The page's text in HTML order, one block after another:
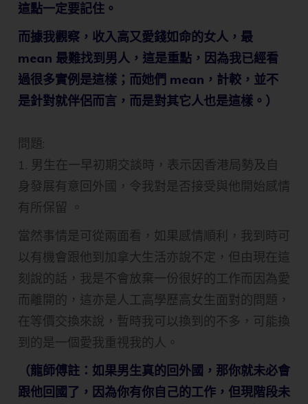
這點一定要記住。
而據我觀察，收入高又愛錢如命的女人，最
mean 最難找到男人，這是重點，因為我已經看
過很多實例是這樣；而她們 mean，計較，並不
是針對就伴侶而言，而是對其它人也是這樣。）​
問題:
1. 男生在一早初期交談時，表示因香港局勢及自
身發展有意回外國，令我對是否接受與他開始感情
有所保留 。
當然事情是可從兩面看，如果感情順利，我到時可
以有機會跟他到加拿大生活亦說不定，但由現在這
刻說的話，我是不會放棄一份很好的工作而因為愛
而離開的，這亦是人工高學歷高女生面對的問題，
在等價交換來說，暫時我可以換到的不多，可能換
到的是一個愛我重視我的人。
（龍師傅註：如果男生真的回外國，那你就未必會
跟他回國了，因為你有你自己的工作，但現階段未